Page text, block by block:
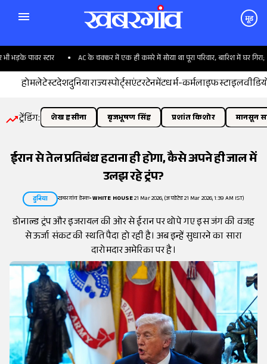
मूड
पावर स्टार AC के चक्कर में एक ही कमरे में सोया था पूरा परिवार, बारिश में घर गिरा; 6 की
होमलेटेस्टदेशदुनियाराज्यस्पोर्ट्सएंटरटेनमेंटधर्म-कर्मलाइफस्टाइल
ट्रेंडिंग: शेख हसीना बृजभूषण सिंह प्रशांत किशोर मानसून
ईरान से तेल प्रतिबंध हटाना ही होगा, कैसे अपने ही जाल में
उलझ रहे ट्रंप?
दुनिया खबरगांव डेस्क•WHITE HOUSE21 Mar 2026, (अपडेटेड 21 Mar 2026, 1:39 AM IST)
डोनाल्ड ट्रंप और इजरायल की ओर से ईरान पर थोपे गए इस जंग की वजह
से ऊर्जा संकट की स्थति पैदा हो रही है। अब इन्हें सुधारने का सारा
दारोमदार अमेरिका पर है।